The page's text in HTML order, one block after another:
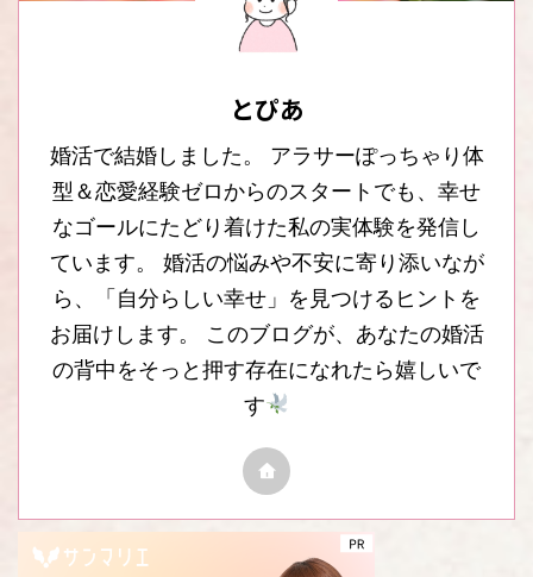
とぴあ
婚活で結婚しました。 アラサーぽっちゃり体
型＆恋愛経験ゼロからのスタートでも、幸せ
なゴールにたどり着けた私の実体験を発信し
ています。 婚活の悩みや不安に寄り添いなが
ら、「自分らしい幸せ」を見つけるヒントを
お届けします。 このブログが、あなたの婚活
の背中をそっと押す存在になれたら嬉しいで
す